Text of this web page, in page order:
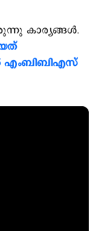
കാര്യങ്ങള്‍.
എംബിബിഎസ്